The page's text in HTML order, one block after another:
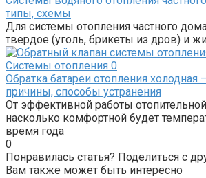
типы, схемы
Для системы отопления частного
твердое (уголь, брикеты из дров) и
Системы отопления 0
Обратка батареи отопления холодная
причины, способы устранения
От эффективной работы
насколько комфортной будет
время года
0
Понравилась статья? Поделиться с
Вам также может быть интересно